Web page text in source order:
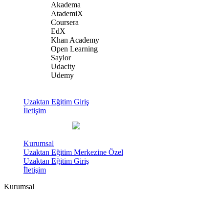
Akadema
AtademiX
Coursera
EdX
Khan Academy
Open Learning
Saylor
Udacity
Udemy
Uzaktan Eğitim Giriş
İletişim
Kurumsal
Uzaktan Eğitim Merkezine Özel
Uzaktan Eğitim Giriş
İletişim
Kurumsal